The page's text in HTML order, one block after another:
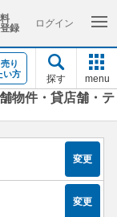
録
ログイン
売り
い方
探す menu
物件・貸店舗・テ
変更
変更